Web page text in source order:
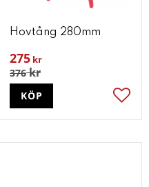
i favoriter
Hovtång 280mm
275 kr
376kr
KÖP